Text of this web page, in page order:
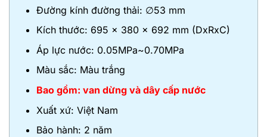
Đường kính đường thải: ∅53 mm
Kích thước: 695 x 380 x 692 mm (DxRxC)
Áp lực nước: 0.05MPa~0.70MPa
Màu sắc: Màu trắng
Bao gồm: van dừng và dây cấp nước
Xuất xứ: Việt Nam
Bảo hành: 2 năm